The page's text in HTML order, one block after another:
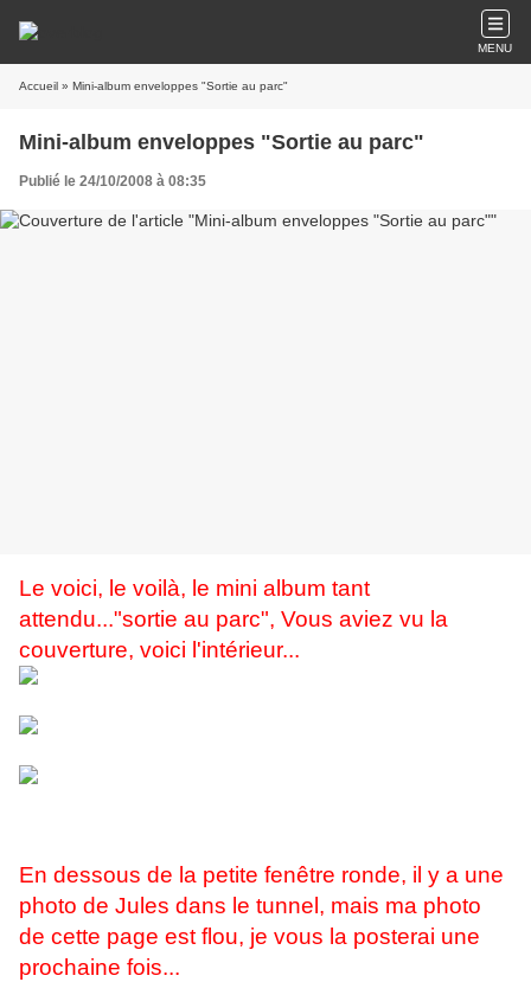
MENU
Accueil » Mini-album enveloppes "Sortie au parc"
Mini-album enveloppes "Sortie au parc"
Publié le 24/10/2008 à 08:35
Le voici, le voilà, le mini album tant
attendu..."sortie au parc", Vous aviez vu la
couverture, voici l'intérieur...
En dessous de la petite fenêtre ronde, il y a une
photo de Jules dans le tunnel, mais ma photo
de cette page est flou, je vous la posterai une
prochaine fois...